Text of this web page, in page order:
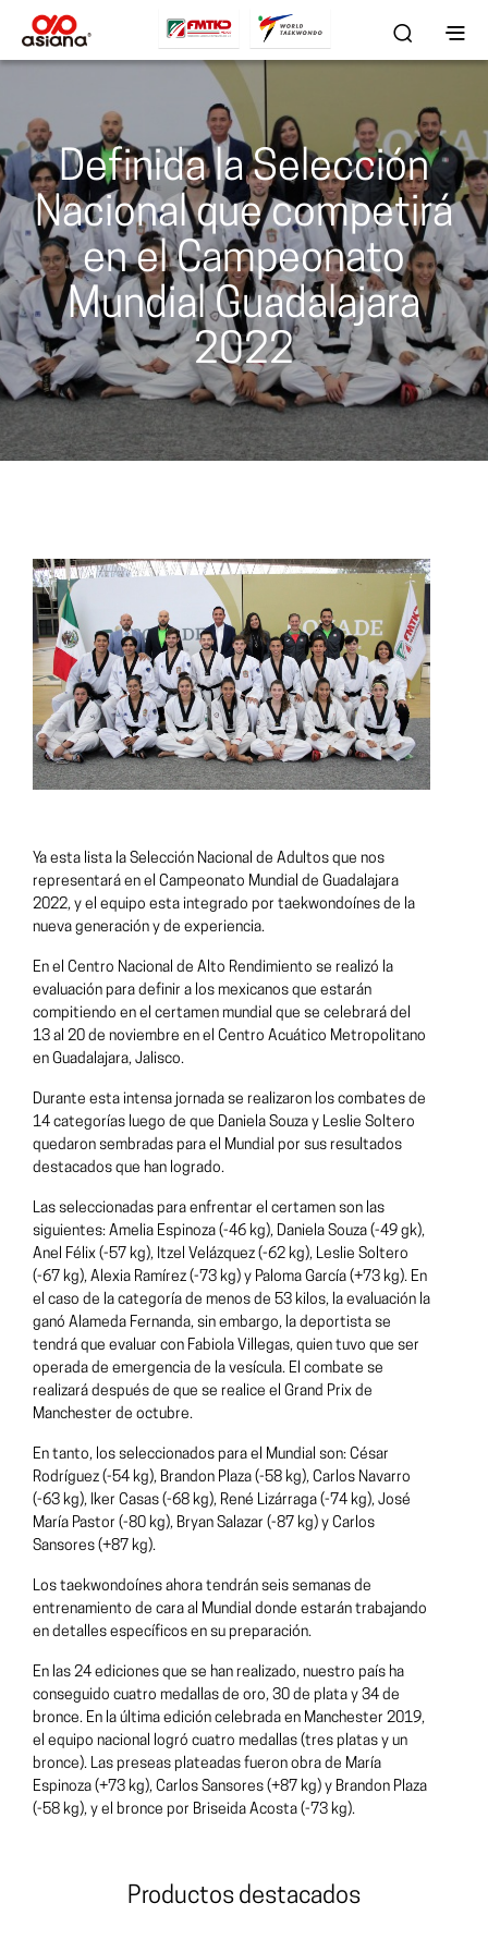
Definida la Selección
Nacional que competirá
en el Campeonato
Mundial Guadalajara
2022
Ya esta lista la Selección Nacional de Adultos que nos
representará en el Campeonato Mundial de Guadalajara
2022, y el equipo esta integrado por taekwondoínes de la
nueva generación y de experiencia.
En el Centro Nacional de Alto Rendimiento se realizó la
evaluación para definir a los mexicanos que estarán
compitiendo en el certamen mundial que se celebrará del
13 al 20 de noviembre en el Centro Acuático Metropolitano
en Guadalajara, Jalisco.
Durante esta intensa jornada se realizaron los combates de
14 categorías luego de que Daniela Souza y Leslie Soltero
quedaron sembradas para el Mundial por sus resultados
destacados que han logrado.
Las seleccionadas para enfrentar el certamen son las
siguientes: Amelia Espinoza (-46 kg), Daniela Souza (-49 gk),
Anel Félix (-57 kg), Itzel Velázquez (-62 kg), Leslie Soltero
(-67 kg), Alexia Ramírez (-73 kg) y Paloma García (+73 kg). En
el caso de la categoría de menos de 53 kilos, la evaluación la
ganó Alameda Fernanda, sin embargo, la deportista se
tendrá que evaluar con Fabiola Villegas, quien tuvo que ser
operada de emergencia de la vesícula. El combate se
realizará después de que se realice el Grand Prix de
Manchester de octubre.
En tanto, los seleccionados para el Mundial son: César
Rodríguez (-54 kg), Brandon Plaza (-58 kg), Carlos Navarro
(-63 kg), Iker Casas (-68 kg), René Lizárraga (-74 kg), José
María Pastor (-80 kg), Bryan Salazar (-87 kg) y Carlos
Sansores (+87 kg).
Los taekwondoínes ahora tendrán seis semanas de
entrenamiento de cara al Mundial donde estarán trabajando
en detalles específicos en su preparación.
En las 24 ediciones que se han realizado, nuestro país ha
conseguido cuatro medallas de oro, 30 de plata y 34 de
bronce. En la última edición celebrada en Manchester 2019,
el equipo nacional logró cuatro medallas (tres platas y un
bronce). Las preseas plateadas fueron obra de María
Espinoza (+73 kg), Carlos Sansores (+87 kg) y Brandon Plaza
(-58 kg), y el bronce por Briseida Acosta (-73 kg).
Productos destacados